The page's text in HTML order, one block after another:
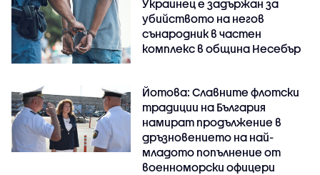
Украинец е задържан за
убийството на негов
сънародник в частен
комплекс в община Несебър
Йотова: Славните флотски
традиции на България
намират продължение в
дръзновението на най-
младото попълнение от
военноморски офицери